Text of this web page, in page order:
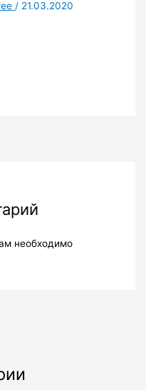
/ 21.03.2020
необходимо